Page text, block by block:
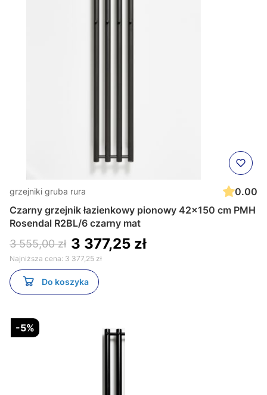
grzejniki gruba rura
0.00
Czarny grzejnik łazienkowy pionowy 42x150 cm PMH
Rosendal R2BL/6 czarny mat
3 555,00 zł 3 377,25 zł
Najniższa cena: 3 377,25 zł
Do koszyka
-5%